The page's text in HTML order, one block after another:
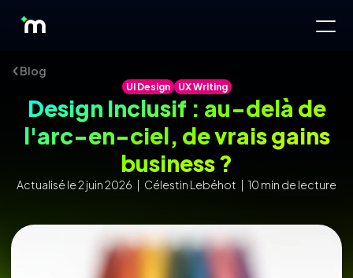
Blog
UI Design UX Writing
Design Inclusif : au-delà de
l'arc-en-ciel, de vrais gains
business ?
Actualisé le 2 juin 2026 | Célestin Lebéhot | 10 min de lecture